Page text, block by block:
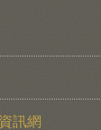
訊網